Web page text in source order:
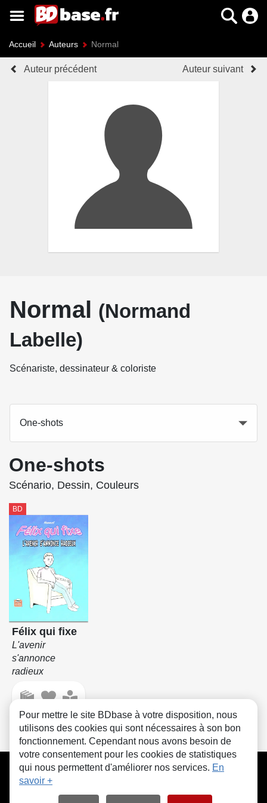
Accueil Auteurs Normal
Auteur précédent Auteur suivant
Normal (Normand
Labelle)
Scénariste, dessinateur & coloriste
One-shots
One-shots
Scénario, Dessin, Couleurs
BD
Félix qui fixe
L'avenir
s'annonce
radieux
CGU FAQ Contact Cookies
Pour mettre le site BDbase à votre disposition, nous
utilisons des cookies qui sont nécessaires à son bon
fonctionnement. Cependant nous avons besoin de
votre consentement pour les cookies de statistiques
qui nous permettent d'améliorer nos services. En
savoir +